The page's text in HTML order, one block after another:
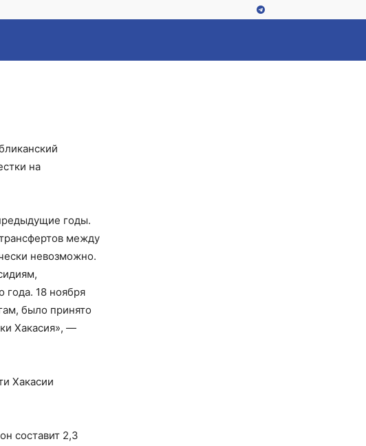
на
годы.
между
невозможно.
года. 18 ноября
было принято
Хакасия», —
Хакасии
составит 2,3